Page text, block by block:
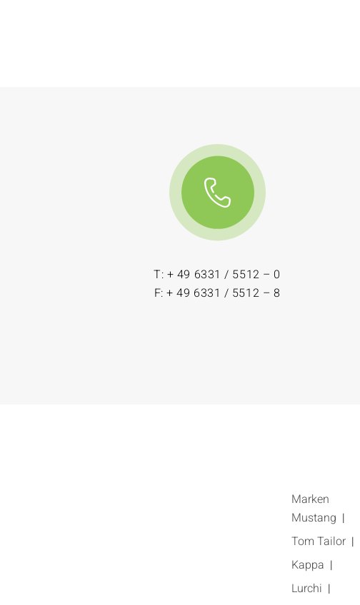
T: + 49 6331 / 5512 – 0
F: + 49 6331 / 5512 – 8
Marken
Mustang
Tom Tailor
Kappa
Lurchi